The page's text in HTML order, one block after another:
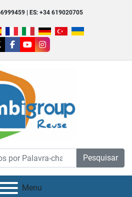
| ES: +34 619020705
facebook
youtubeinstagram
Pesquisar
Menu